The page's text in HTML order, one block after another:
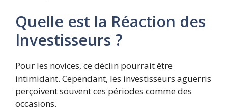
Quelle est la Réaction des
Investisseurs ?
Pour les novices, ce déclin pourrait être
intimidant. Cependant, les investisseurs aguerris
perçoivent souvent ces périodes comme des
occasions.